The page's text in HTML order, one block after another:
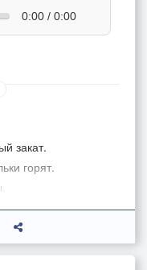
0:00 / 0:00
закат.
горят.
мы.